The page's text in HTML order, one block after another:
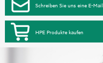
Schreiben Sie uns eine E-Mail
HPE Produkte kaufen